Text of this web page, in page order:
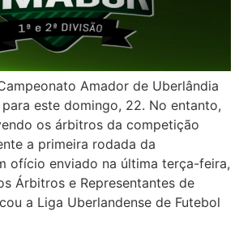
Amador de Uberlândia
este domingo, 22. No entanto,
os árbitros da competição
a primeira rodada da
ofício enviado na última terça-feira,
Árbitros e Representantes de
a Liga Uberlandense de Futebol